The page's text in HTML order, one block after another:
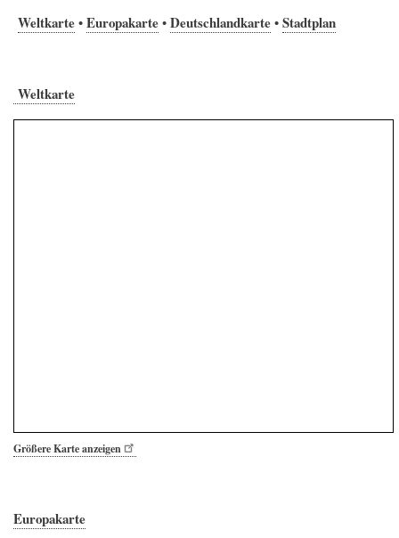
Weltkarte • Europakarte • Deutschlandkarte • Stadtplan
Weltkarte
Größere Karte anzeigen
Europakarte